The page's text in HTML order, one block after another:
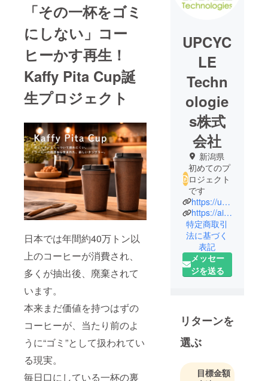
「その一杯をゴミ
にしない」コー
ヒーかす再生！
Kaffy Pita Cup誕
生プロジェクト
日本では年間約40万トン以
上のコーヒーが消費され、
多くが抽出後、廃棄されて
います。
本来まだ価値を持つはずの
コーヒーが、当たり前のよ
うに“ゴミ”として扱われてい
る現実。
毎日口にしている一杯の裏
UPCYC
LE
Techn
ologie
s株式
会社
新潟県
初めてのプ
ロジェクト
です
https://upcycletech.jp/
https://airxcoffee.jp/
特定商取引
法に基づく
表記
メッセー
ジを送る
リターンを
選ぶ
目標金額